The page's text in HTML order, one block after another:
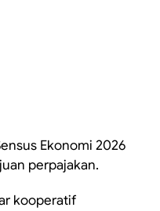
Ekonomi 2026
perpajakan.
kooperatif